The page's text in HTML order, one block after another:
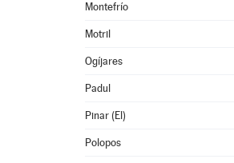
Montefrío
Motril
Ogíjares
Padul
Pinar (El)
Polopos